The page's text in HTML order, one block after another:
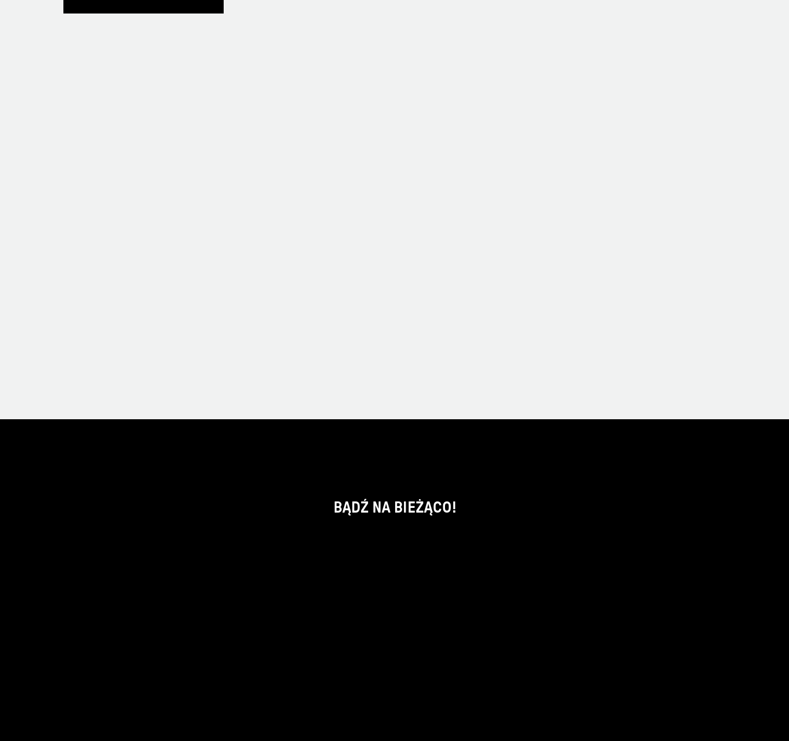
BĄDŹ NA BIEŻĄCO!